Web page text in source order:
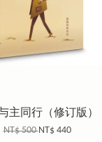
主同行（修订版）
NT$ 500NT$ 440